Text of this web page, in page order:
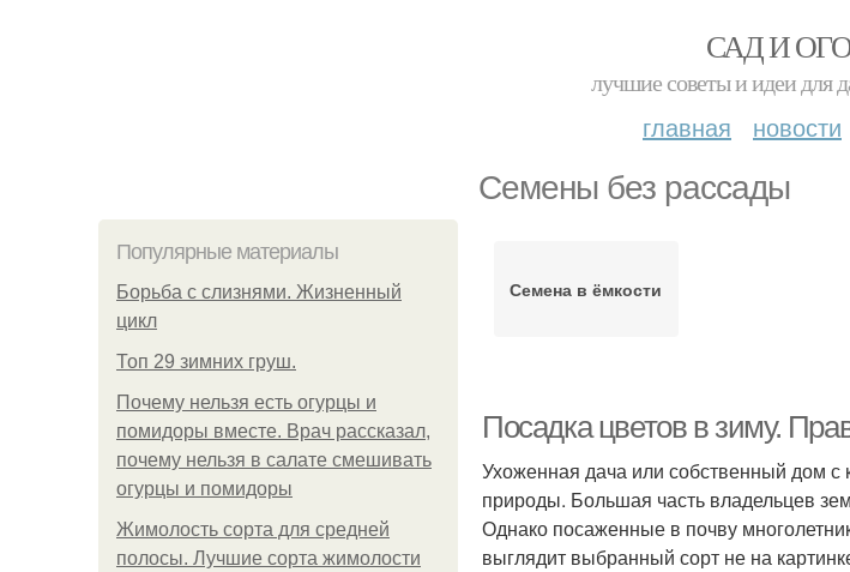
САД И
лучшие советы и идеи для
главная новости
Семены без рассады
Популярные материалы
Борьба с слизнями. Жизненный
цикл
Топ 29 зимних груш.
Почему нельзя есть огурцы и
помидоры вместе. Врач рассказал,
почему нельзя в салате смешивать
огурцы и помидоры
Жимолость сорта для средней
полосы. Лучшие сорта жимолости
Семена в ёмкости
Посадка цветов в зиму.
Ухоженная дача или собственный дом
природы. Большая часть владельцев
Однако посаженные в почву
выглядит выбранный сорт не на